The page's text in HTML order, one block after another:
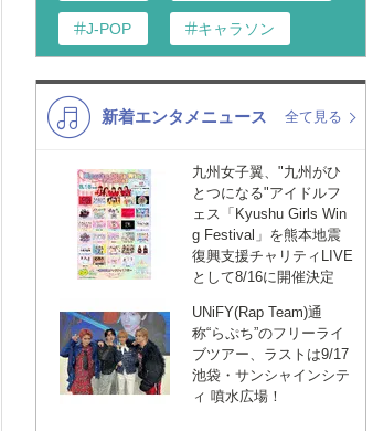
J-POP キャラソン
K-POP 演歌・歌謡
洋楽
VTuber ディズニー
新着エンタメニュース 全て見る
九州女子翼、"九州がひ
とつになる"アイドルフ
ェス「Kyushu Girls Win
g Festival」を熊本地震
復興支援チャリティLIVE
として8/16に開催決定
UNiFY(Rap Team)通
称“らぷち”のフリーライ
ブツアー、ラストは9/17
池袋・サンシャインシテ
ィ 噴水広場！